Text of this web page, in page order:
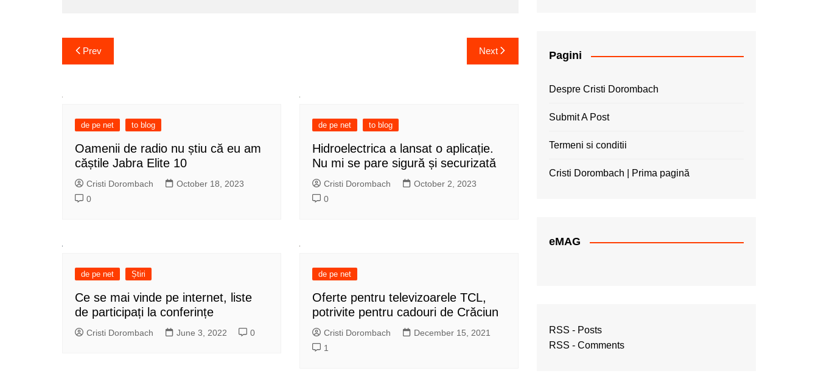
Post
navigation
Prev Next
de pe net to blog
Oamenii de radio nu știu că eu am
căștile Jabra Elite 10
Cristi Dorombach
October 18, 2023
0
de pe net to blog
Hidroelectrica a lansat o aplicație.
Nu mi se pare sigură și securizată
Cristi Dorombach
October 2, 2023
0
de pe net Știri
Ce se mai vinde pe internet, liste
de participați la conferințe
Cristi Dorombach June 3, 2022 0
de pe net
Oferte pentru televizoarele TCL,
potrivite pentru cadouri de Crăciun
Cristi Dorombach
December 15, 2021
1
Pagini
Despre Cristi Dorombach
Submit A Post
Termeni si conditii
Cristi Dorombach | Prima pagină
eMAG
RSS - Posts
RSS - Comments